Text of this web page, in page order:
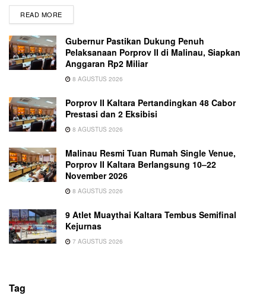
READ MORE
Gubernur Pastikan Dukung Penuh
Pelaksanaan Porprov II di Malinau, Siapkan
Anggaran Rp2 Miliar
8 AGUSTUS 2026
Porprov II Kaltara Pertandingkan 48 Cabor
Prestasi dan 2 Eksibisi
8 AGUSTUS 2026
Malinau Resmi Tuan Rumah Single Venue,
Porprov II Kaltara Berlangsung 10–22
November 2026
8 AGUSTUS 2026
9 Atlet Muaythai Kaltara Tembus Semifinal
Kejurnas
7 AGUSTUS 2026
Tag